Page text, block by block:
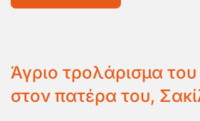
Άγριο τρολάρισμα
στον πατέρα του,